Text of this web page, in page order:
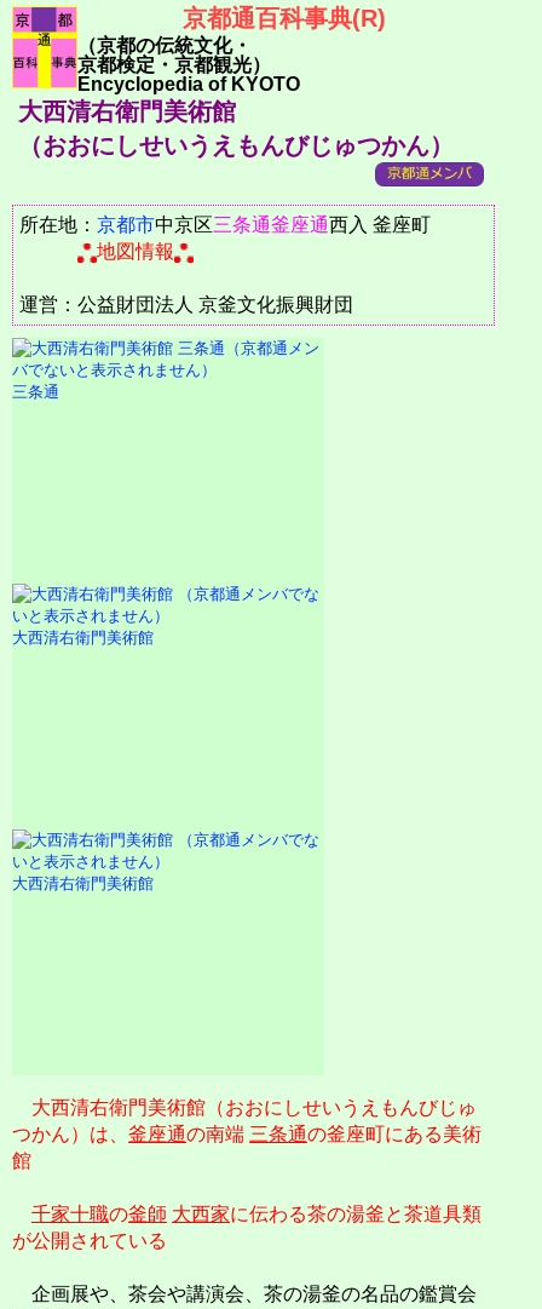
京都通百科事典(R)
（京都の伝統文化・
京都検定・京都観光）
Encyclopedia of KYOTO
大西清右衛門美術館
（おおにしせいうえもんびじゅつかん）
所在地： 京都市中京区三条通釜座通西入 釜座町
地図情報
運営：公益財団法人 京釜文化振興財団
三条通
大西清右衛門美術館
大西清右衛門美術館
大西清右衛門美術館（おおにしせいうえもんびじゅ
つかん）は、 釜座通の南端 三条通の釜座町にある美術
館
千家十職の釜師 大西家に伝わる茶の湯釜と茶道具類
が公開されている
企画展や、茶会や講演会、茶の湯釜の名品の鑑賞会